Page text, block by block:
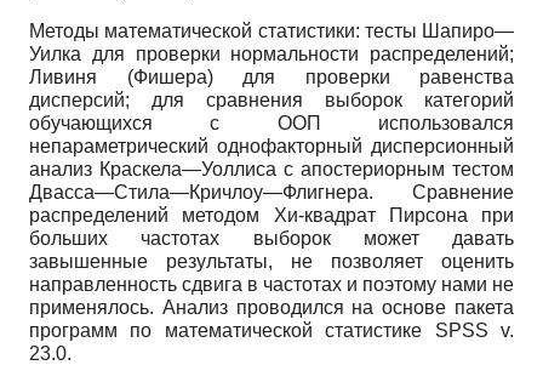
Методы математической статистики: тесты Шапиро—
Уилка для проверки нормальности распределений;
Ливиня (Фишера) для проверки равенства
дисперсий; для сравнения выборок категорий
обучающихся с ООП использовался
непараметрический однофакторный дисперсионный
анализ Краскела—Уоллиса с апостериорным тестом
Двасса—Стила—Кричлоу—Флигнера. Сравнение
распределений методом Хи-квадрат Пирсона при
больших частотах выборок может давать
завышенные результаты, не позволяет оценить
направленность сдвига в частотах и поэтому нами не
применялось. Анализ проводился на основе пакета
программ по математической статистике SPSS v.
23.0.